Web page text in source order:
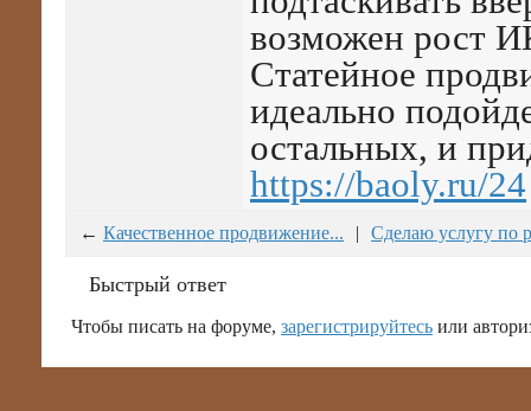
возможен рост
Статейное
идеально
остальных, и
https://baoly.ru/24
← Качественное продвижение... | Сделаю услугу по
Быстрый ответ
Чтобы писать на форуме, зарегистрируйтесь или